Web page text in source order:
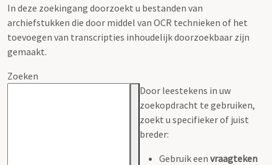
In deze zoekingang doorzoekt u bestanden van
archiefstukken die door middel van OCR technieken of het
toevoegen van transcripties inhoudelijk doorzoekbaar zijn
gemaakt.
Zoeken
Door leestekens in uw
zoekopdracht te gebruiken,
zoekt u specifieker of juist
breder:
Gebruik een vraagteken